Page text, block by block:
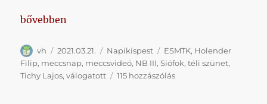
„Napikispest 2021.03.21.”
bővebben
Szerző
vh Közzétéve
2021.03.21. Kategória
Napikispest Címke
ESMTK, Holender
Filip, meccsnap, meccsvideó, NB III,Siófok,téli szünet,
Tichy Lajos,válogatott 115 hozzászólásNapikispest